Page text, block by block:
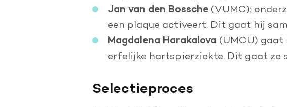
Jan van den Bossche (VUMC):
een plaque activeert. Dit gaat hij
Magdalena Harakalova (UMCU) gaat
erfelijke hartspierziekte. Dit gaat ze
Selectieproces